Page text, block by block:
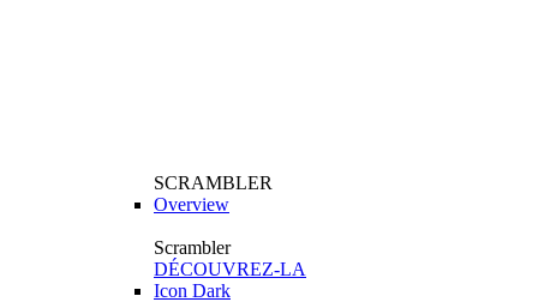
SCRAMBLER
Overview
Scrambler
DÉCOUVREZ-LA
Icon Dark